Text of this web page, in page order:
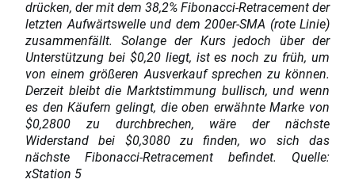
drücken, der mit dem 38,2% Fibonacci-Retracement der
letzten Aufwärtswelle und dem 200er-SMA (rote Linie)
zusammenfällt. Solange der Kurs jedoch über der
Unterstützung bei $0,20 liegt, ist es noch zu früh, um
von einem größeren Ausverkauf sprechen zu können.
Derzeit bleibt die Marktstimmung bullisch, und wenn
es den Käufern gelingt, die oben erwähnte Marke von
$0,2800 zu durchbrechen, wäre der nächste
Widerstand bei $0,3080 zu finden, wo sich das
nächste Fibonacci-Retracement befindet. Quelle:
xStation 5